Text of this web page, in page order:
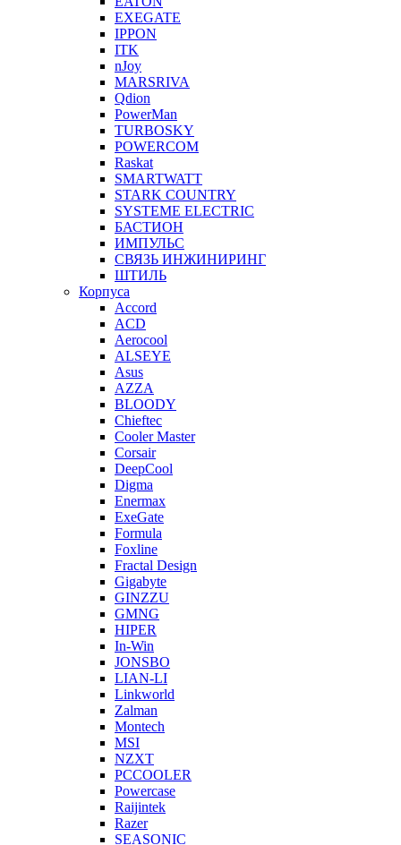
EXEGATE
IPPON
ITK
nJoy
MARSRIVA
Qdion
PowerMan
TURBOSKY
POWERCOM
Raskat
SMARTWATT
STARK COUNTRY
SYSTEME ELECTRIC
БАСТИОН
ИМПУЛЬС
СВЯЗЬ ИНЖИНИРИНГ
ШТИЛЬ
Корпуса
Accord
ACD
Aerocool
ALSEYE
Asus
AZZA
BLOODY
Chieftec
Cooler Master
Corsair
DeepCool
Digma
Enermax
ExeGate
Formula
Foxline
Fractal Design
Gigabyte
GINZZU
GMNG
HIPER
In-Win
JONSBO
LIAN-LI
Linkworld
Zalman
Montech
MSI
NZXT
PCCOOLER
Powercase
Raijintek
Razer
SEASONIC